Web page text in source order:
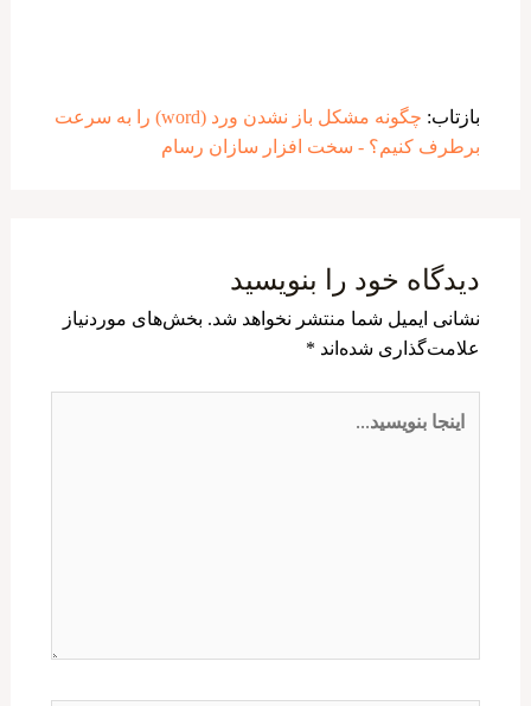
بازتاب:
چگونه مشکل باز نشدن ورد (word) را به سرعت
برطرف کنیم؟ - سخت افزار سازان رسام
دیدگاه‌ خود را بنویسید
نشانی ایمیل شما منتشر نخواهد شد. بخش‌های موردنیاز
علامت‌گذاری شده‌اند *
بنویسید…